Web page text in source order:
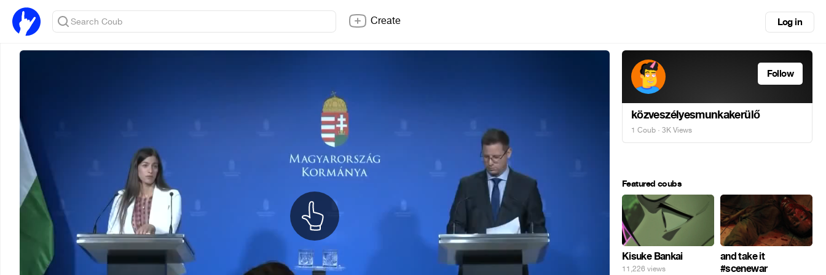
Create Log in
Follow
közveszélyesmunkakerülő
1 Coub · 3K Views
Featured coubs
Kisuke Bankai
11,226 views
and take it
#scenewar